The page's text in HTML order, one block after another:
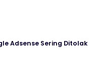
Adsense Sering Ditolak